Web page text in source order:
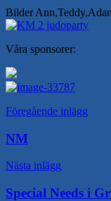
Bilder
Våra sponsorer:
Föregående inlägg
NM
Nästa inlägg
Special Needs i